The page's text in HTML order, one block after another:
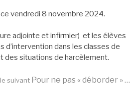
vendredi 8 novembre 2024.
adjointe et infirmier) et les élèves
dans les classes de
des situations de harcèlement.
suivant Pour ne pas « déborder » …